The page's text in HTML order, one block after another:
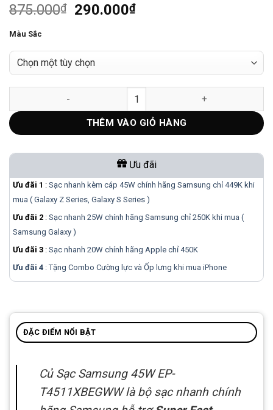
875.000₫
Giá
875.000₫.
290.000₫Giá
là:
Màu Sắc
Củ sạc không kèm cáp 45W - Chính hãng VN số lượng
THÊM VÀO GIỎ HÀNG
Ưu đãi
Ưu đãi 1 : Sạc nhanh kèm cáp 45W chính hãng Samsung chỉ 449K khi
mua ( Galaxy Z Series, Galaxy S Series )
Ưu đãi 2 : Sạc nhanh 25W chính hãng Samsung chỉ 250K khi mua (
Samsung Galaxy )
Ưu đãi 3 : Sạc nhanh 20W chính hãng Apple chỉ 450K
Ưu đãi 4 : Tặng Combo Cường lực và Ốp lưng khi mua iPhone
ĐẶC ĐIỂM NỔI BẬT
Củ Sạc Samsung 45W EP-
T4511XBEGWW là bộ sạc nhanh chính